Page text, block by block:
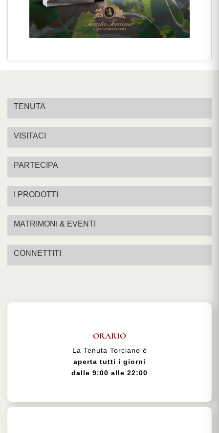
TENUTA
VISITACI
PARTECIPA
I PRODOTTI
MATRIMONI & EVENTI
CONNETTITI
ORARIO
La Tenuta Torciano è
aperta tutti i giorni
dalle 9:00 alle 22:00